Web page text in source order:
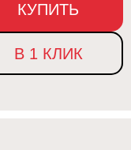
КУПИТЬ
В 1 КЛИК